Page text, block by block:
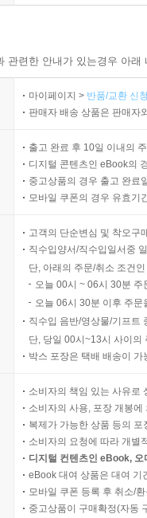
관련한 안내가 있는경우 아
마이페이지 > 반품/교환 신
판매자 배송 상품은 판매자
출고 완료 후 10일 이내의
디지털 콘텐츠인 eBook의
중고상품의 경우 출고 완료
모바일 쿠폰의 경우 유효기
고객의 단순변심 및 착오구
직수입양서/직수입일서중
단, 아래의 주문/취소 조건
오늘 00시 ~ 06시 30분
오늘 06시 30분 이후 주
직수입 음반/영상물/기프트
단, 당일 00시~13시 사이의
박스 포장은 택배 배송이
소비자의 책임 있는 사유로
소비자의 사용, 포장 개봉
복제가 가능한 상품 등의
소비자의 요청에 따라 개별
디지털 컨텐츠인 eBook,
eBook 대여 상품은 대여 기
모바일 쿠폰 등록 후 취소/
중고상품이 구매확정(자동